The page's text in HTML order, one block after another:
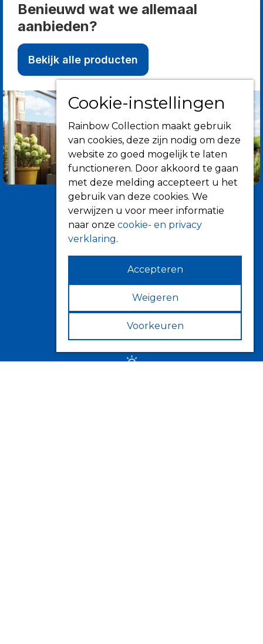
Benieuwd wat we allemaal
aanbieden?
Bekijk alle producten
Informatie
Over ons
Tips
Verkooppunten
Cookie-instellingen
Rainbow Collection maakt gebruik
van cookies, deze zijn nodig om deze
website zo goed mogelijk te laten
functioneren. Door akkoord te gaan
met deze melding accepteert u het
gebruik van deze cookies. We
verwijzen u voor meer informatie
naar onze cookie- en privacy
verklaring.
Accepteren
Weigeren
Voorkeuren